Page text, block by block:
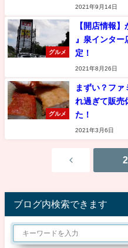
2021年9月14日
グルメ
【開店情報
』泉インタ
定！
2021年8月26日
グルメ
まずい？フ
れ過ぎて販売
た！
2021年3月6日
ブログ内検索できます